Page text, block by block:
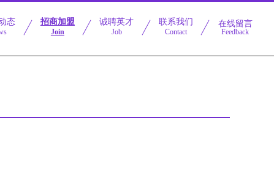
态 招商加盟
Join
诚聘英才
Job
联系我们
Contact
在线留言
Feedback